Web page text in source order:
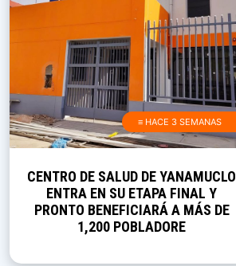
≡ HACE 3 SEMANAS
CENTRO DE SALUD DE YANAMUCLO
ENTRA EN SU ETAPA FINAL Y
PRONTO BENEFICIARÁ A MÁS DE
1,200 POBLADORE